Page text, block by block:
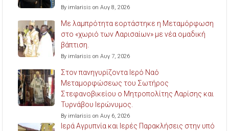
By imlarisis on Αυγ 8, 2026
Με λαμπρότητα εορτάστηκε η Μεταμόρφωση
στο «χωριό των Λαρισαίων» με νέα ομαδική
βάπτιση.
By imlarisis on Αυγ 7, 2026
Στον πανηγυρίζοντα Ιερό Ναό
Μεταμορφώσεως του Σωτήρος
Στεφανοβικείου ο Μητροπολίτης Λαρίσης και
Τυρνάβου Ιερώνυμος.
By imlarisis on Αυγ 6, 2026
Ιερά Αγρυπνία και Ιερές Παρακλήσεις στην υπό